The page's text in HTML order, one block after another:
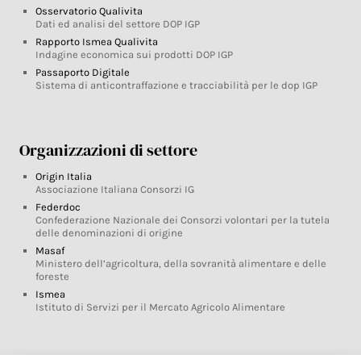
Osservatorio Qualivita
Dati ed analisi del settore DOP IGP
Rapporto Ismea Qualivita
Indagine economica sui prodotti DOP IGP
Passaporto Digitale
Sistema di anticontraffazione e tracciabilità per le dop IGP
Organizzazioni di settore
Origin Italia
Associazione Italiana Consorzi IG
Federdoc
Confederazione Nazionale dei Consorzi volontari per la tutela
delle denominazioni di origine
Masaf
Ministero dell’agricoltura, della sovranità alimentare e delle
foreste
Ismea
Istituto di Servizi per il Mercato Agricolo Alimentare